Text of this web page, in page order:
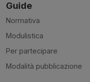
Guide
Normativa
Modulistica
Per partecipare
Modalità pubblicazione